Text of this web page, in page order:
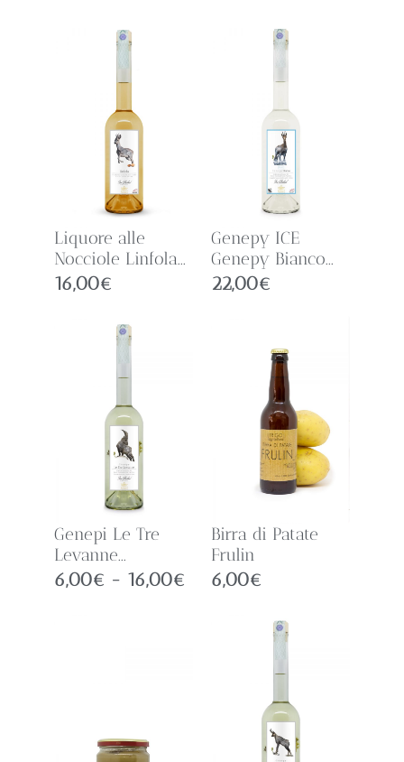
Liquore alle
Nocciole Linfola...
16,00€
Genepy ICE
Genepy Bianco...
22,00€
Genepi Le Tre
Levanne...
6,00€ - 16,00€
Birra di Patate
Frulin
6,00€